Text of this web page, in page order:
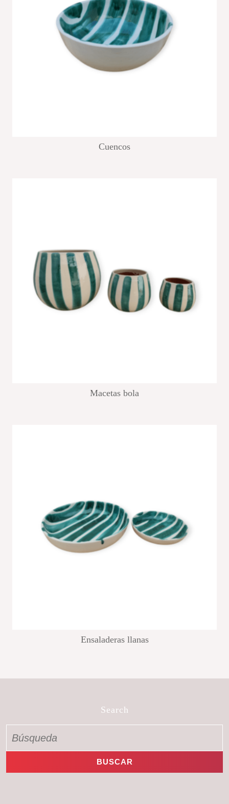
Cuencos
Macetas bola
Ensaladeras llanas
Search